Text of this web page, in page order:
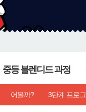
AI 멀티미디어 활용
들어볼까? 3단계 프로
중등 블렌디드 과정